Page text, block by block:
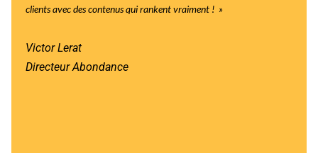
clients avec des contenus qui rankent vraiment ! »
Victor Lerat
Directeur Abondance